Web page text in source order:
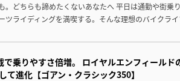
。どちらも諦めたくないあなたへ 平日は通勤や街乗
ツライディングを満喫する。そんな理想のバイクラ
乗りやすさ倍増。 ロイヤルエンフィールド
進化【ゴアン・クラシック350】